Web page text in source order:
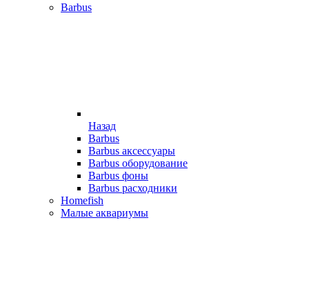
Barbus
Назад
Barbus
Barbus аксессуары
Barbus оборудование
Barbus фоны
Barbus расходники
Homefish
Малые аквариумы